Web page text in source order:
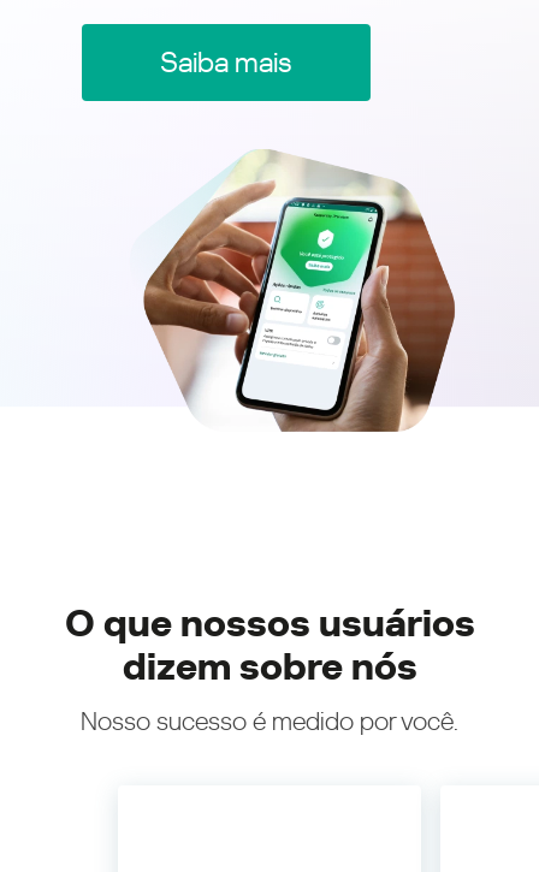
Saiba mais
O que nossos usuários
dizem sobre nós
Nosso sucesso é medido por você.